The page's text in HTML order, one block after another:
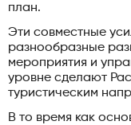
план.
Эти совместные
разнообразные
мероприятия и
уровне сделают
туристическим
В то время как